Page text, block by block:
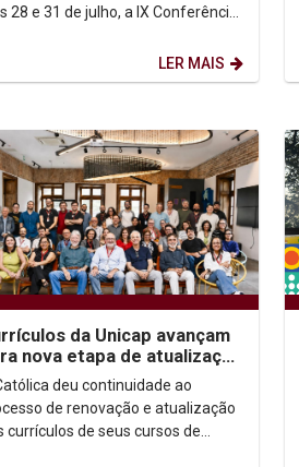
28 e 31 de julho, a IX Conferência
LER MAIS
da Unicap avançam
nova etapa de atualização
foco em competências e
deu continuidade ao
de renovação e atualização
currículos de seus cursos de